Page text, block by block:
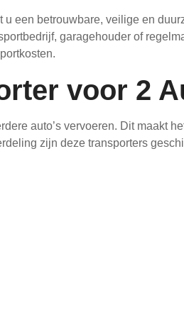
u een betrouwbare, veilige en
garagehouder of
voor 2
auto’s vervoeren. Dit maakt
zijn deze transporters